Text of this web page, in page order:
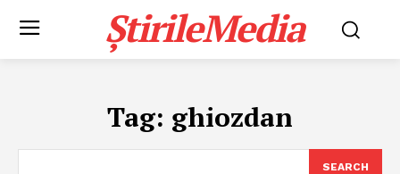
ȘtirileMedia
Tag: ghiozdan
SEARCH